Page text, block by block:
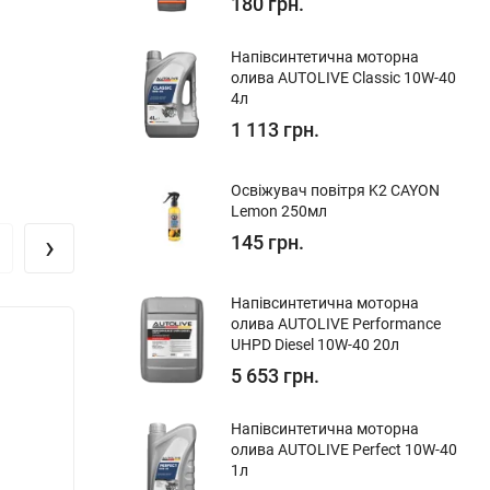
›
Напівсинтетична моторна
олива AUTOLIVE Classic 10W-40
4л
1 113 грн.
Освіжувач повітря K2 CAYON
Lemon 250мл
145 грн.
Напівсинтетична моторна
олива AUTOLIVE Performance
UHPD Diesel 10W-40​ 20л
5 653 грн.
Напівсинтетична моторна
олива AUTOLIVE Perfect 10W-40
1л